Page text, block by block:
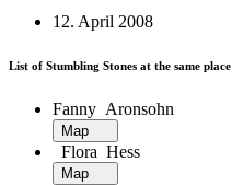
12. April 2008
List of Stumbling Stones at the same place
Fanny Aronsohn
Flora Hess